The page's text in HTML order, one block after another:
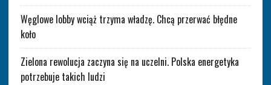
Węglowe lobby wciąż trzyma władzę. Chcą przerwać błędne
koło
Zielona rewolucja zaczyna się na uczelni. Polska energetyka
potrzebuje takich ludzi